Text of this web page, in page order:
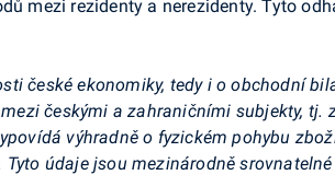
mezi rezidenty a nerezidenty. Tyto
české ekonomiky, tedy i o obchodní
českými a zahraničními subjekty,
výhradně o fyzickém pohybu
údaje jsou mezinárodně